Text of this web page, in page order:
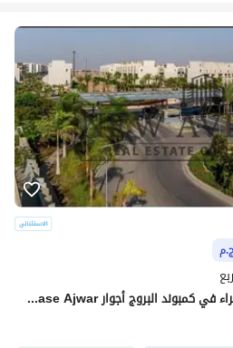
توين هاوس إطلالة مساحة خضراء في كمبوند البروج أجوار al barouj phase Ajwar